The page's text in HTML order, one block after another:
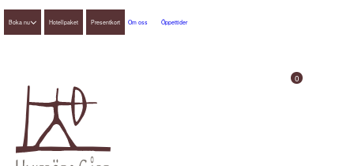
0
Boka nu Hotellpaket Presentkort Om oss Öppettider